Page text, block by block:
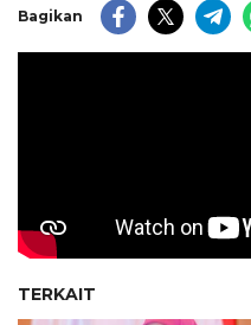
Bagikan
TERKAIT